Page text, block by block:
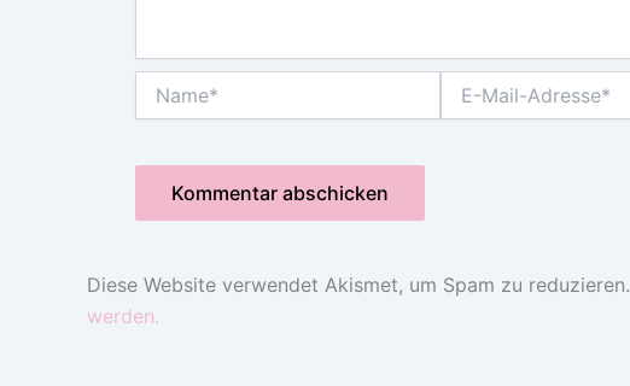
Mail-
Diese Website verwendet Akismet, um Spam zu reduzieren.
werden.